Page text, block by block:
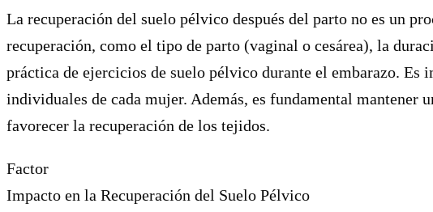
La recuperación del suelo pélvico después del parto no es un
recuperación, como el tipo de parto (vaginal o cesárea), la
práctica de ejercicios de suelo pélvico durante el embarazo. Es
individuales de cada mujer. Además, es fundamental
favorecer la recuperación de los tejidos.
Factor
Impacto en la Recuperación del Suelo Pélvico